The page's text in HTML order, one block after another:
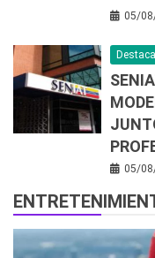
05/
05/